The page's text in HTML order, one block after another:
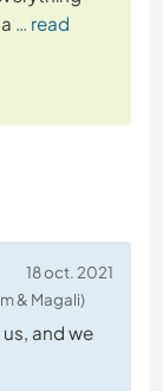
… read
18 oct. 2021
& Magali)
and we